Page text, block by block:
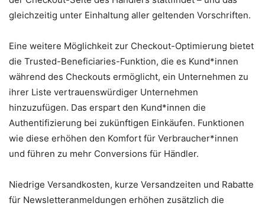
gleichzeitig unter Einhaltung aller geltenden Vorschriften.
Eine weitere Möglichkeit zur Checkout-Optimierung bietet
die Trusted-Beneficiaries-Funktion, die es Kund*innen
während des Checkouts ermöglicht, ein Unternehmen zu
ihrer Liste vertrauenswürdiger Unternehmen
hinzuzufügen. Das erspart den Kund*innen die
Authentifizierung bei zukünftigen Einkäufen. Funktionen
wie diese erhöhen den Komfort für Verbraucher*innen
und führen zu mehr Conversions für Händler.
Niedrige Versandkosten, kurze Versandzeiten und Rabatte
für Newsletteranmeldungen erhöhen zusätzlich die